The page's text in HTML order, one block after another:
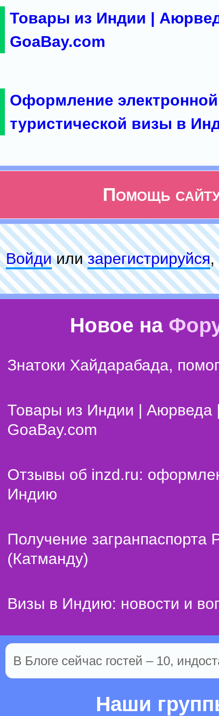
Товары из Индии |
GoaBay.com
Оформление электронной
туристической визы в
Помощь
Войдиилизарeгиcтpируйся,
Новое на
Знатоки Хайдарабада,
Товары из Индии | Аюрведа
GoaBay.com
Отзывы об inzd.ru:
Индию
Получение
(Катманду)
Визы в Индию: новости и
В Блоге сейчас гостей – 10,
Наши